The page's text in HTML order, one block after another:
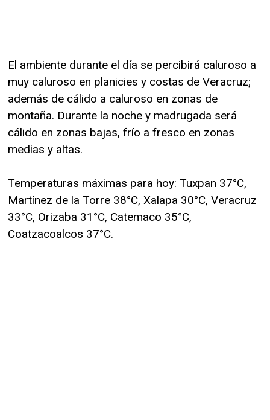
El ambiente durante el día se percibirá caluroso a
muy caluroso en planicies y costas de Veracruz;
además de cálido a caluroso en zonas de
montaña. Durante la noche y madrugada será
cálido en zonas bajas, frío a fresco en zonas
medias y altas.
Temperaturas máximas para hoy: Tuxpan 37°C,
Martínez de la Torre 38°C, Xalapa 30°C, Veracruz
33°C, Orizaba 31°C, Catemaco 35°C,
Coatzacoalcos 37°C.